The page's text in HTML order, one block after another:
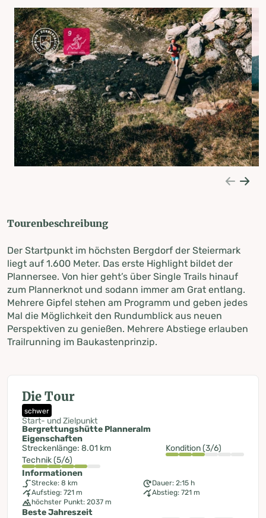
Tourenbeschreibung
Der Startpunkt im höchsten Bergdorf der Steiermark
liegt auf 1.600 Meter. Das erste Highlight bildet der
Plannersee. Von hier geht’s über Single Trails hinauf
zum Plannerknot und sodann immer am Grat entlang.
Mehrere Gipfel stehen am Programm und geben jedes
Mal die Möglichkeit den Rundumblick aus neuen
Perspektiven zu genießen. Mehrere Abstiege erlauben
Trailrunning im Baukastenprinzip.
Die Tour
schwer
Start- und Zielpunkt
Bergrettungshütte Planneralm
Eigenschaften
Streckenlänge: 8.01 km
Kondition (3/6)
Technik (5/6)
Informationen
Strecke: 8 km
Dauer: 2:15 h
Aufstieg: 721 m
Abstieg: 721 m
höchster Punkt: 2037 m
Beste Jahreszeit